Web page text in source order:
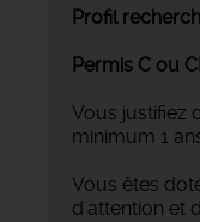
Profil
Permis C ou
Vous justifiez
minimum 1
Vous êtes
d'attention et